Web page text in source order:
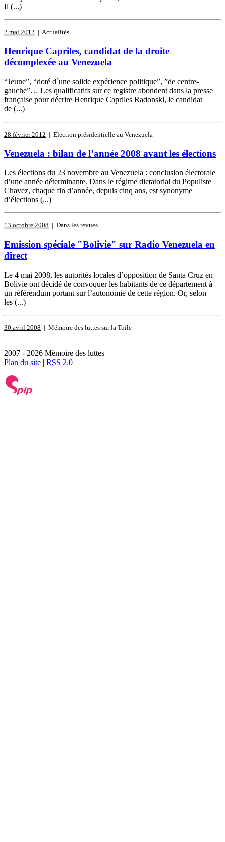
Il (...)
2 mai 2012 | Actualités
Henrique Capriles, candidat de la droite
décomplexée au Venezuela
“Jeune”, “doté d´une solide expérience politique”, ”de centre-
gauche”… Les qualificatifs sur ce registre abondent dans la presse
française pour décrire Henrique Capriles Radonski, le candidat
de (...)
28 février 2012 | Élection présidentielle au Venezuela
Venezuela : bilan de l’année 2008 avant les élections
Les élections du 23 novembre au Venezuela : conclusion électorale
d’une année déterminante. Dans le régime dictatorial du Populiste
Chavez, chaque fin d’année, depuis cinq ans, est synonyme
d’élections (...)
13 octobre 2008 | Dans les revues
Emission spéciale "Bolivie" sur Radio Venezuela en
direct
Le 4 mai 2008, les autorités locales d’opposition de Santa Cruz en
Bolivie ont décidé de convoquer les habitants de ce département à
un référendum portant sur l’autonomie de cette région. Or, selon
les (...)
30 avril 2008 | Mémoire des luttes sur la Toile
2007 - 2026 Mémoire des luttes
Plan du site | RSS 2.0